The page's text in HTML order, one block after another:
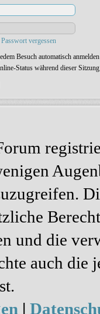
vergessen
Besuch automatisch anmelden
Status während dieser
und die
auch
|